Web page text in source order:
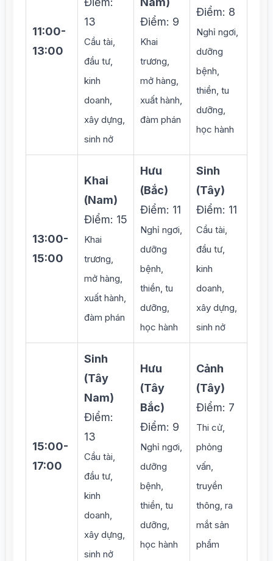
11:00-
13:00
13
Cầu tài,
đầu tư,
kinh
doanh,
xây dựng,
sinh nở
Điểm: 9
Khai
trương,
mở hàng,
xuất hành,
đàm phán
Điểm: 8
Nghỉ ngơi,
dưỡng
bệnh,
thiền, tu
dưỡng,
học hành
13:00-
15:00
Khai
(Nam)
Điểm: 15
Khai
trương,
mở hàng,
xuất hành,
đàm phán
Hưu
(Bắc)
Điểm: 11
Nghỉ ngơi,
dưỡng
bệnh,
thiền, tu
dưỡng,
học hành
Sinh
(Tây)
Điểm: 11
Cầu tài,
đầu tư,
kinh
doanh,
xây dựng,
sinh nở
15:00-
17:00
Sinh
(Tây
Nam)
Điểm:
13
Cầu tài,
đầu tư,
kinh
doanh,
xây dựng,
sinh nở
Hưu
(Tây
Bắc)
Điểm: 9
Nghỉ ngơi,
dưỡng
bệnh,
thiền, tu
dưỡng,
học hành
Cảnh
(Tây)
Điểm: 7
Thi cử,
phỏng
vấn,
truyền
thông, ra
mắt sản
phẩm